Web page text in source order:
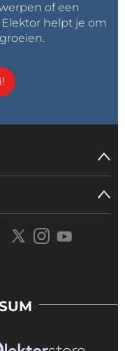
of een
helpt je om